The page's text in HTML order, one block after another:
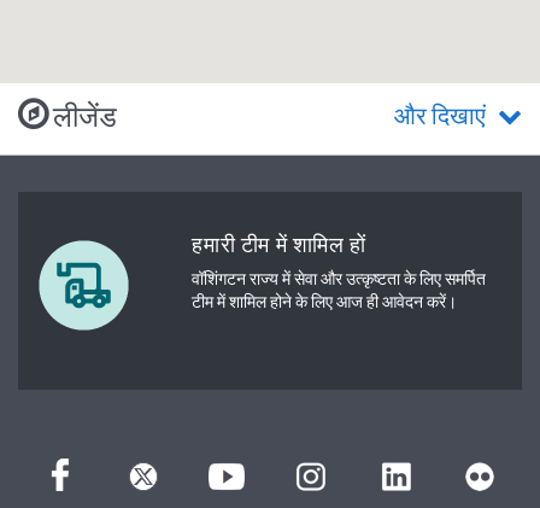
लीजेंड और दिखाएं
हमारी टीम में शामिल हों
वॉशिंगटन राज्य में सेवा और उत्कृष्टता के लिए समर्पित
टीम में शामिल होने के लिए आज ही आवेदन करें।